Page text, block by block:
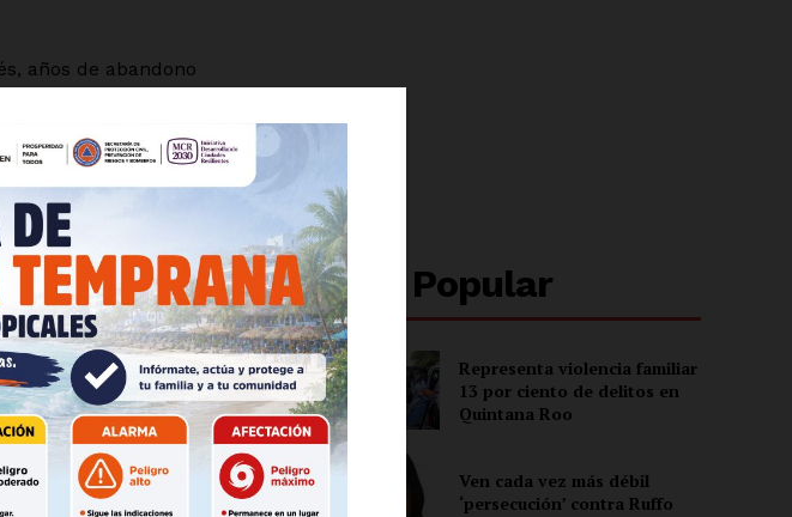
de privacidad
años de abandono
urbanizar y
Vivienda, Nora Garza
con la Comisión Federal
en colonias como
en desarrollo
en la falta de
que deberá asumir
que nunca debieron
Lo + Popular
Representa violencia familiar
13 por ciento de delitos en
Quintana Roo
Ven cada vez más débil
‘persecución’ contra Ruffo